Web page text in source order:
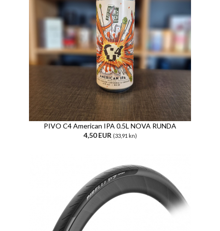
PIVO C4 American IPA 0.5L NOVA RUNDA
4,50 EUR (33,91 kn)